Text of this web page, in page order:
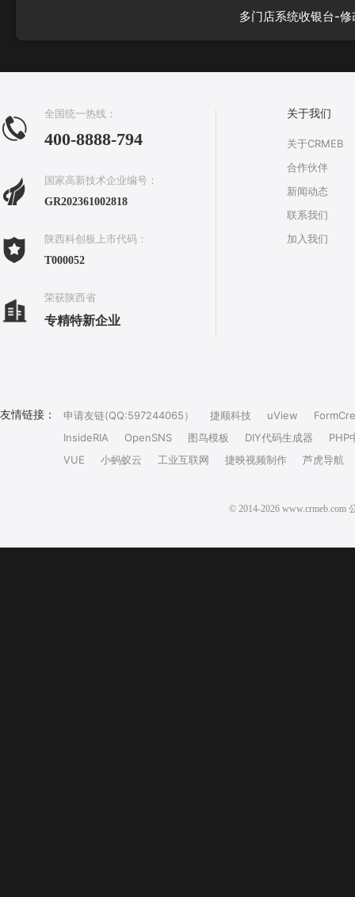
多门店系统收银台-
全国统一热线：
400-8888-794
国家高新技术企业编号：
GR202361002818
陕西科创板上市代码：
T000052
荣获陕西省
专精特新企业
关于我们
关于CRMEB
合作伙伴
新闻动态
联系我们
加入我们
友情链接： 申请友链(QQ:597244065） 捷顺科技 uView
InsideRIA
OpenSNS 图鸟模板 DIY代码生成器
PHP
VUE
小蚂蚁云 工业互联网 捷映视频制作 芦虎导航
© 2014-2026